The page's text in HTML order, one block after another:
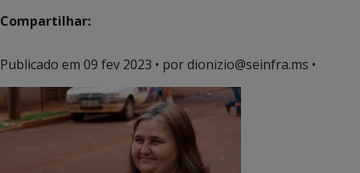
Compartilhar:
Publicado em 09 fev 2023 • por dionizio@seinfra.ms •